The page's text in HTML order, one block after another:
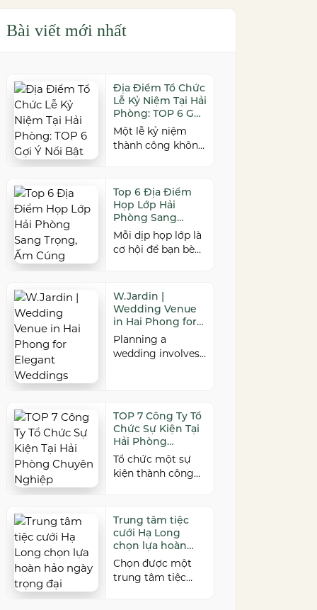
Bài viết mới nhất
Địa Điểm Tổ Chức
Lễ Kỷ Niệm Tại Hải
Phòng: TOP 6 Gợi
Ý Nổi Bật
Một lễ kỷ niệm
thành công không
còn phụ thuộc vào
địa điểm tổ chức.
Nếu bạn đang tìm
kiếm địa điểm tổ
chức lễ kỷ niệm
tại Hải Phòng có
nghiệp và đáp ứng
nhiều quy mô sự
kiện, đừng […]
Top 6 Địa Điểm
Họp Lớp Hải
Phòng Sang
Trọng, Ấm Cúng
Mỗi dịp họp lớp là
cơ hội để bạn bè
gắn kết sau nhiều
năm xa cách. Để
buổi hội ngộ thêm
trọn vẹn, việc lựa
chọn địa điểm phù
hợp về không
Dưới […]
W.Jardin |
Wedding Venue
in Hai Phong for
Elegant
Weddings
Planning a
wedding involves
venue is one of the
most important.
As a leading
wedding venue
Hai Phong,
W.Jardin
romantic garden
spaces, premium
cuisine prepared
under the ISO
22000:2018 food
TOP 7 Công Ty Tổ
Chức Sự Kiện Tại
Hải Phòng
Chuyên Nghiệp
Tổ chức một sự
kiện thành công
nghiệm và khả
năng triển khai
chuyên nghiệp. Tại
Hải Phòng, nhiều
công ty cung cấp
đa dạng dịch vụ từ
Trung tâm tiệc
cưới Hạ Long
chọn lựa hoàn
hảo ngày trọng
đại
Chọn được một
trung tâm tiệc